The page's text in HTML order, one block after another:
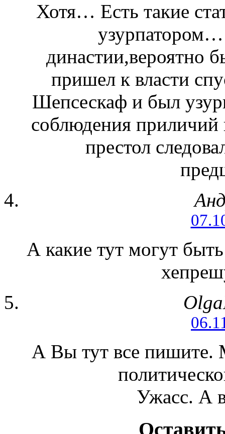
Хотя… Есть такие
узурпатором…
династии,вероятно
пришел к власти
Шепсескаф и был
соблюдения приличий
престол
А какие тут могут
А Вы тут все пишите.
Ужасс. А